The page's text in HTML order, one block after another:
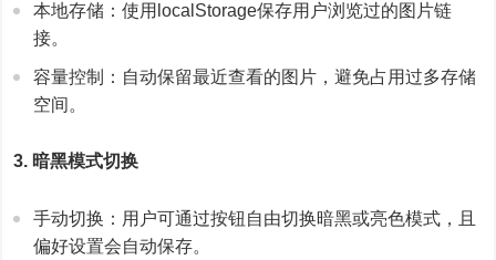
本地存储：使用localStorage保存用户浏览过的图片链
接。
容量控制：自动保留最近查看的图片，避免占用过多存储
空间。
3. 暗黑模式切换
手动切换：用户可通过按钮自由切换暗黑或亮色模式，且
偏好设置会自动保存。